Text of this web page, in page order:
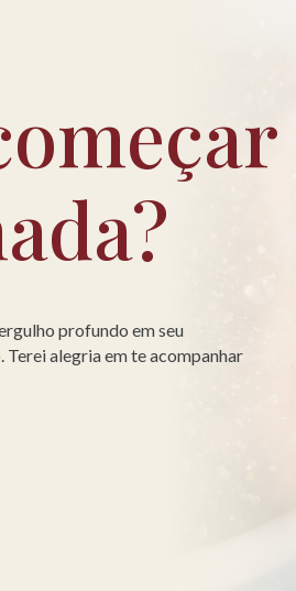
profundo em seu
alegria em te acompanhar